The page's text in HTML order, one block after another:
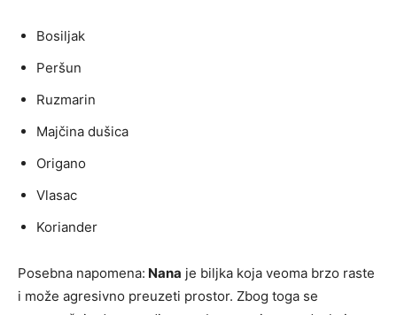
Bosiljak
Peršun
Ruzmarin
Majčina dušica
Origano
Vlasac
Koriander
Posebna napomena: Nana je biljka koja veoma brzo raste
i može agresivno preuzeti prostor. Zbog toga se